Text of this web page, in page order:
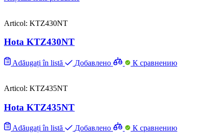
Articol: KTZ430NT
Hota KTZ430NT
Adăugați în listă Добавлено К сравнению
Articol: KTZ435NT
Hota KTZ435NT
Adăugați în listă Добавлено К сравнению